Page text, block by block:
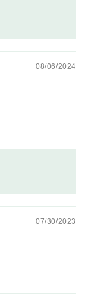
08/06/2024
07/30/2023